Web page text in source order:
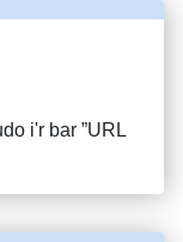
i'r bar ”URL